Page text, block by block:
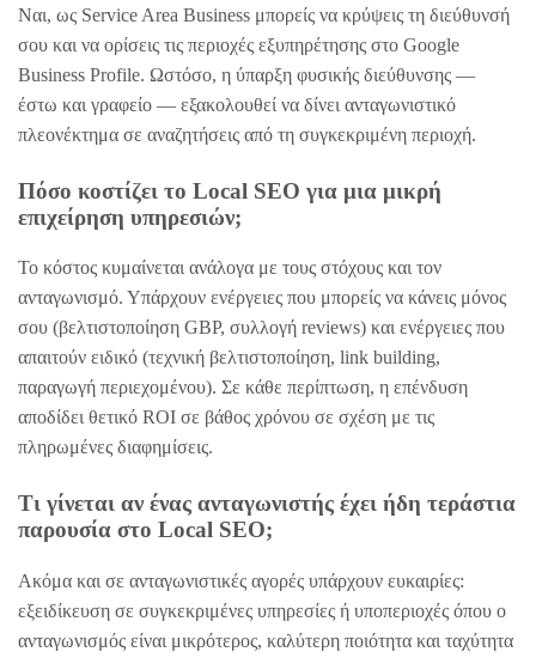
Ναι, ως Service Area Business μπορείς να κρύψεις τη διεύθυνσή
σου και να ορίσεις τις περιοχές εξυπηρέτησης στο Google
Business Profile. Ωστόσο, η ύπαρξη φυσικής διεύθυνσης —
έστω και γραφείο — εξακολουθεί να δίνει ανταγωνιστικό
πλεονέκτημα σε αναζητήσεις από τη συγκεκριμένη περιοχή.
Πόσο κοστίζει το Local SEO για μια μικρή
επιχείρηση υπηρεσιών;
Το κόστος κυμαίνεται ανάλογα με τους στόχους και τον
ανταγωνισμό. Υπάρχουν ενέργειες που μπορείς να κάνεις μόνος
σου (βελτιστοποίηση GBP, συλλογή reviews) και ενέργειες που
απαιτούν ειδικό (τεχνική βελτιστοποίηση, link building,
παραγωγή περιεχομένου). Σε κάθε περίπτωση, η επένδυση
αποδίδει θετικό ROI σε βάθος χρόνου σε σχέση με τις
πληρωμένες διαφημίσεις.
Τι γίνεται αν ένας ανταγωνιστής έχει ήδη τεράστια
παρουσία στο Local SEO;
Ακόμα και σε ανταγωνιστικές αγορές υπάρχουν ευκαιρίες:
εξειδίκευση σε συγκεκριμένες υπηρεσίες ή υποπεριοχές όπου ο
ανταγωνισμός είναι μικρότερος, καλύτερη ποιότητα και ταχύτητα